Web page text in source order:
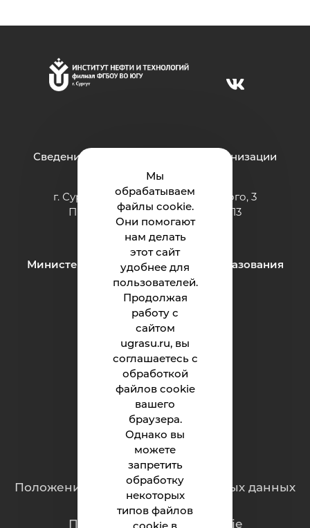
Мы
обрабатываем
файлы cookie.
Они помогают
нам делать
этот сайт
удобнее для
пользователей.
Продолжая
работу с
сайтом
ugrasu.ru, вы
соглашаетесь с
обработкой
файлов cookie
вашего
браузера.
Однако вы
можете
запретить
обработку
некоторых
типов файлов
Сведения об образовательной организации
г. Сургут ул. Григория Кукуевицкого, 3
Приёмная: тел.: +7 (3462) 550-413
e-mail:inteh@ugrasu.ru
Министерство науки и высшего образования
Российской Федерации
Институт
Абитуриенту
Студенту
Родителям
Обращения граждан
Положение о защите персональных данных
Политика обработки cookie